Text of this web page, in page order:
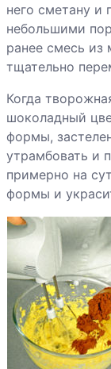
него сметану и
небольшими
ранее смесь из
тщательно
Когда
шоколадный
формы,
утрамбовать и
примерно на
формы и